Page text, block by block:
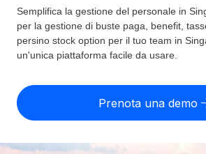
Global Payroll
Gestisci il payroll a norma, in tutta
Employer of Record
Contractor Management
COPERTURA GLOBALE
Ricerca paesi
Trova i servizi di supporto all’impiego
Confronta Remote
Scopri come ci confrontiamo con gli
DIVENTA NOSTRO PARTNER
Tariffe
English
Nederlands
Semplifica la gestione del personale in
per la gestione di buste paga, benefit,
persino stock option per il tuo team in
un'unica piattaforma facile da usare.
Prenota una demo